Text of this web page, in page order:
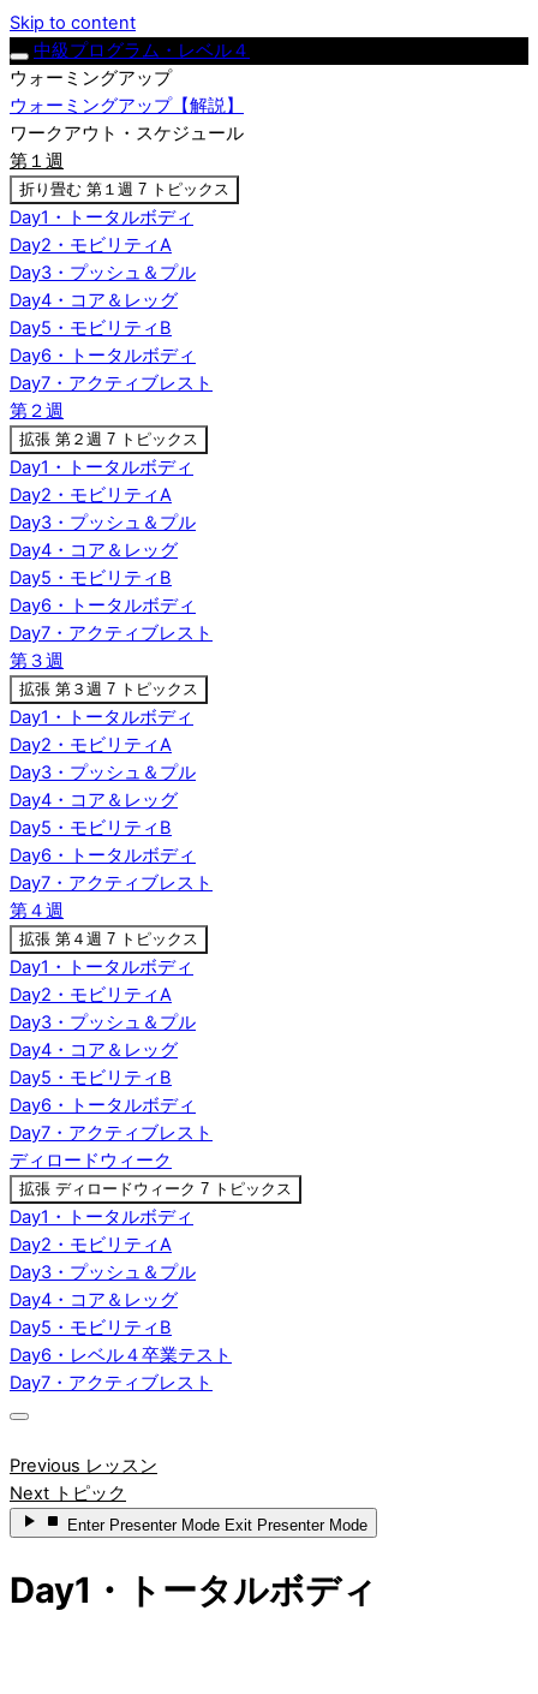
Skip to content
中級プログラム・レベル４
ウォーミングアップ
ウォーミングアップ【解説】
ワークアウト・スケジュール
第１週
折り畳む 第１週 7 トピックス
Day1・トータルボディ
Day2・モビリティA
Day3・プッシュ＆プル
Day4・コア＆レッグ
Day5・モビリティB
Day6・トータルボディ
Day7・アクティブレスト
第２週
拡張 第２週 7 トピックス
Day1・トータルボディ
Day2・モビリティA
Day3・プッシュ＆プル
Day4・コア＆レッグ
Day5・モビリティB
Day6・トータルボディ
Day7・アクティブレスト
第３週
拡張 第３週 7 トピックス
Day1・トータルボディ
Day2・モビリティA
Day3・プッシュ＆プル
Day4・コア＆レッグ
Day5・モビリティB
Day6・トータルボディ
Day7・アクティブレスト
第４週
拡張 第４週 7 トピックス
Day1・トータルボディ
Day2・モビリティA
Day3・プッシュ＆プル
Day4・コア＆レッグ
Day5・モビリティB
Day6・トータルボディ
Day7・アクティブレスト
ディロードウィーク
拡張 ディロードウィーク 7 トピックス
Day1・トータルボディ
Day2・モビリティA
Day3・プッシュ＆プル
Day4・コア＆レッグ
Day5・モビリティB
Day6・レベル４卒業テスト
Day7・アクティブレスト
Previous レッスン
Next トピック
Enter Presenter Mode Exit Presenter Mode
Day1・トータルボディ